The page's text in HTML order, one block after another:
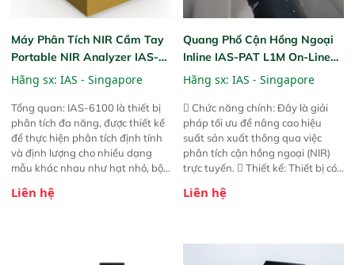
Máy Phân Tích NIR Cầm Tay
Portable NIR Analyzer IAS-
6100
Hãng sx: IAS - Singapore
Tổng quan: IAS-6100 là thiết bị
phân tích đa năng, được thiết kế
để thực hiện phân tích định tính
và định lượng cho nhiều dạng
mẫu khác nhau như hạt nhỏ, bột,
này cho phép bất kỳ ai cũng có
Liên hệ
Quang Phổ Cận Hồng Ngoại
Inline IAS-PAT L1M On-Line
NIR
Hãng sx: IAS - Singapore
 Chức năng chính: Đây là giải
pháp tối ưu để nâng cao hiệu
suất sản xuất thông qua việc
phân tích cận hồng ngoại (NIR)
trực tuyến.  Thiết kế: Thiết bị có
hỗ trợ tản nhiệt tăng cường và đã
năng theo dõi thông số theo thời
gian thực và trực quan hóa dữ
Liên hệ